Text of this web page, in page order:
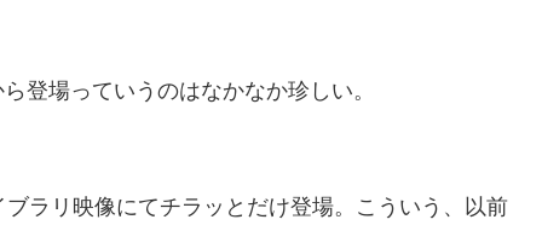
登場っていうのはなかなか珍しい。
ラリ映像にてチラッとだけ登場。こういう、以前